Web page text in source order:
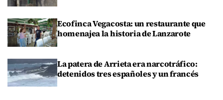
Ecofinca Vegacosta: un restaurante que
homenajea la historia de Lanzarote
La patera de Arrieta era narcotráfico:
detenidos tres españoles y un francés